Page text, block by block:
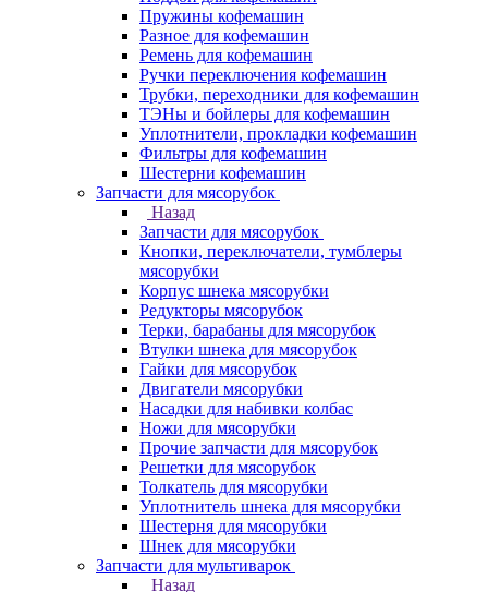
Пружины кофемашин
Разное для кофемашин
Ремень для кофемашин
Ручки переключения кофемашин
Трубки, переходники для кофемашин
ТЭНы и бойлеры для кофемашин
Уплотнители, прокладки кофемашин
Фильтры для кофемашин
Шестерни кофемашин
Запчасти для мясорубок
Назад
Запчасти для мясорубок
Кнопки, переключатели, тумблеры
мясорубки
Корпус шнека мясорубки
Редукторы мясорубок
Терки, барабаны для мясорубок
Втулки шнека для мясорубок
Гайки для мясорубок
Двигатели мясорубки
Насадки для набивки колбас
Ножи для мясорубки
Прочие запчасти для мясорубок
Решетки для мясорубок
Толкатель для мясорубки
Уплотнитель шнека для мясорубки
Шестерня для мясорубки
Шнек для мясорубки
Запчасти для мультиварок
Назад